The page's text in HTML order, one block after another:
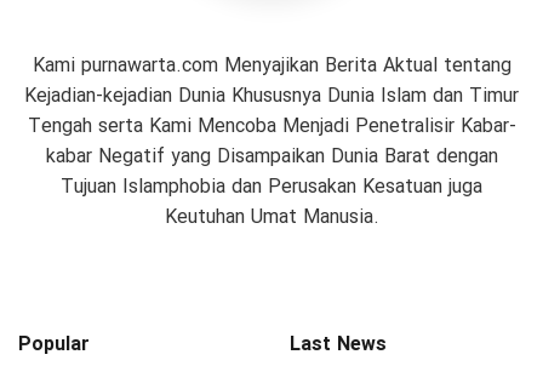
Kami purnawarta.com Menyajikan Berita Aktual tentang
Kejadian-kejadian Dunia Khususnya Dunia Islam dan Timur
Tengah serta Kami Mencoba Menjadi Penetralisir Kabar-
kabar Negatif yang Disampaikan Dunia Barat dengan
Tujuan Islamphobia dan Perusakan Kesatuan juga
Keutuhan Umat Manusia.
Popular
Last News